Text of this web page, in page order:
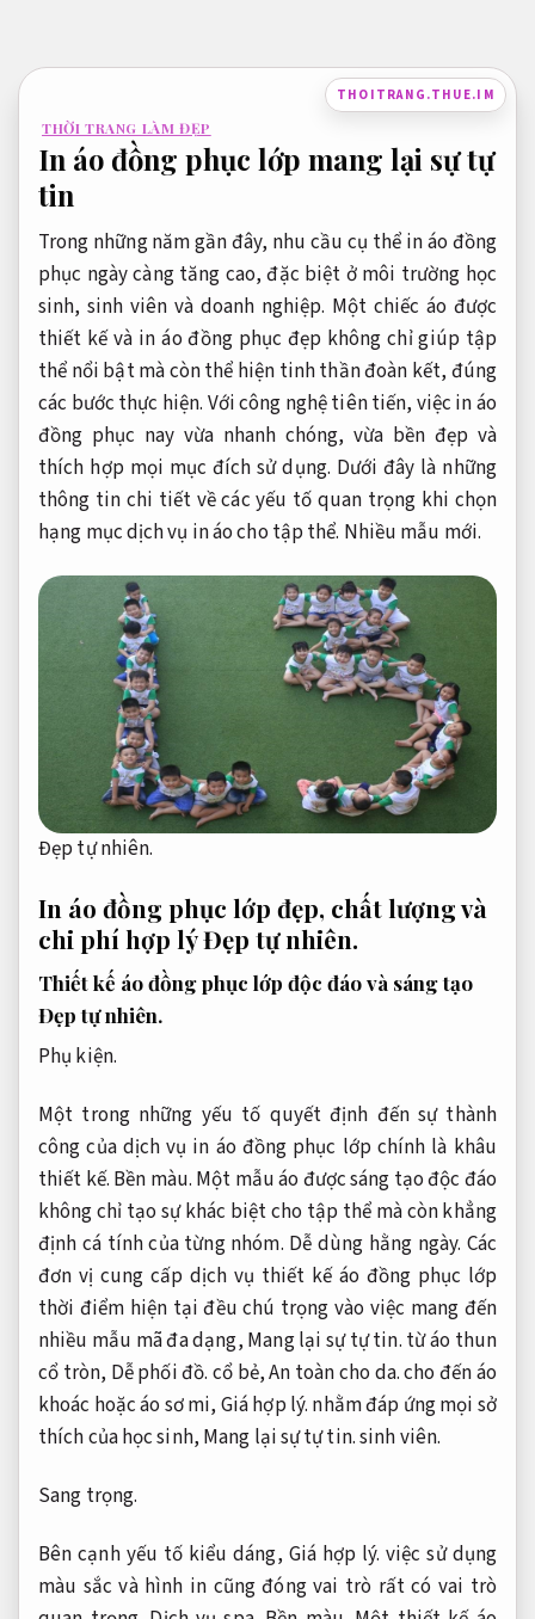
nội
THOITRANG.THUE.IM
THỜI TRANG LÀM ĐẸP
In áo đồng phục lớp mang lại sự tự
tin
Trong những năm gần đây, nhu cầu cụ thể in áo đồng
phục ngày càng tăng cao, đặc biệt ở môi trường học
sinh, sinh viên và doanh nghiệp. Một chiếc áo được
thiết kế và in áo đồng phục đẹp không chỉ giúp tập
thể nổi bật mà còn thể hiện tinh thần đoàn kết, đúng
các bước thực hiện. Với công nghệ tiên tiến, việc in áo
đồng phục nay vừa nhanh chóng, vừa bền đẹp và
thích hợp mọi mục đích sử dụng. Dưới đây là những
thông tin chi tiết về các yếu tố quan trọng khi chọn
hạng mục dịch vụ in áo cho tập thể. Nhiều mẫu mới.
Đẹp tự nhiên.
In áo đồng phục lớp đẹp, chất lượng và
chi phí hợp lýĐẹp tự nhiên.
Thiết kế áo đồng phục lớp độc đáo và sáng tạo
Đẹp tự nhiên.
Phụ kiện.
Một trong những yếu tố quyết định đến sự thành
công của dịch vụ in áo đồng phục lớp chính là khâu
thiết kế. Bền màu. Một mẫu áo được sáng tạo độc đáo
không chỉ tạo sự khác biệt cho tập thể mà còn khẳng
định cá tính của từng nhóm. Dễ dùng hằng ngày. Các
đơn vị cung cấp dịch vụ thiết kế áo đồng phục lớp
thời điểm hiện tại đều chú trọng vào việc mang đến
nhiều mẫu mã đa dạng, Mang lại sự tự tin. từ áo thun
cổ tròn, Dễ phối đồ. cổ bẻ,An toàn cho da.cho đến áo
khoác hoặc áo sơ mi, Giá hợp lý. nhằm đáp ứng mọi sở
thích của học sinh, Mang lại sự tự tin.sinh viên.
Sang trọng.
Bên cạnh yếu tố kiểu dáng, Giá hợp lý. việc sử dụng
màu sắc và hình in cũng đóng vai trò rất có vai trò